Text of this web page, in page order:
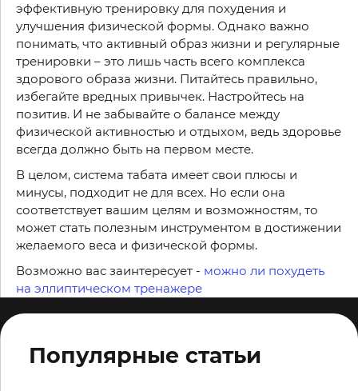
эффективную тренировку для похудения и
улучшения физической формы. Однако важно
понимать, что активный образ жизни и регулярные
тренировки – это лишь часть всего комплекса
здорового образа жизни. Питайтесь правильно,
избегайте вредных привычек. Настройтесь на
позитив. И не забывайте о балансе между
физической активностью и отдыхом, ведь здоровье
всегда должно быть на первом месте.
В целом, система табата имеет свои плюсы и
минусы, подходит не для всех. Но если она
соответствует вашим целям и возможностям, то
может стать полезным инструментом в достижении
желаемого веса и физической формы.
Возможно вас заинтересует - можно ли похудеть
на эллиптическом тренажере
Популярные статьи